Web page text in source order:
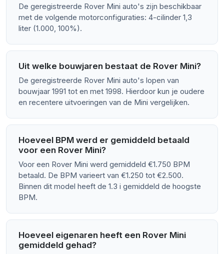
De geregistreerde Rover Mini auto's zijn beschikbaar
met de volgende motorconfiguraties: 4-cilinder 1,3
liter (1.000, 100%).
Uit welke bouwjaren bestaat de Rover Mini?
De geregistreerde Rover Mini auto's lopen van
bouwjaar 1991 tot en met 1998. Hierdoor kun je oudere
en recentere uitvoeringen van de Mini vergelijken.
Hoeveel BPM werd er gemiddeld betaald
voor een Rover Mini?
Voor een Rover Mini werd gemiddeld €1.750 BPM
betaald. De BPM varieert van €1.250 tot €2.500.
Binnen dit model heeft de 1.3 i gemiddeld de hoogste
BPM.
Hoeveel eigenaren heeft een Rover Mini
gemiddeld gehad?